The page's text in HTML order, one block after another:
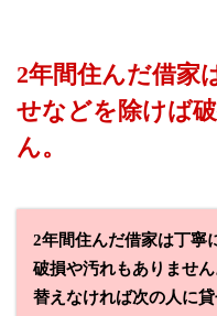
2年間住んだ借家
せなどを除けば
ん。
2年間住んだ借家は丁寧
破損や汚れもありませ
替えなければ次の人に